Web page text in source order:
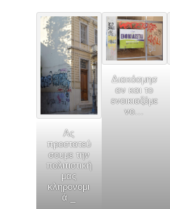
Ας
προστατεύ
σουμε την
πολιτιστική
μας
κληρονομι
ά _
Διακόσμησ
αν και το
ενοικιαζόμε
νο…